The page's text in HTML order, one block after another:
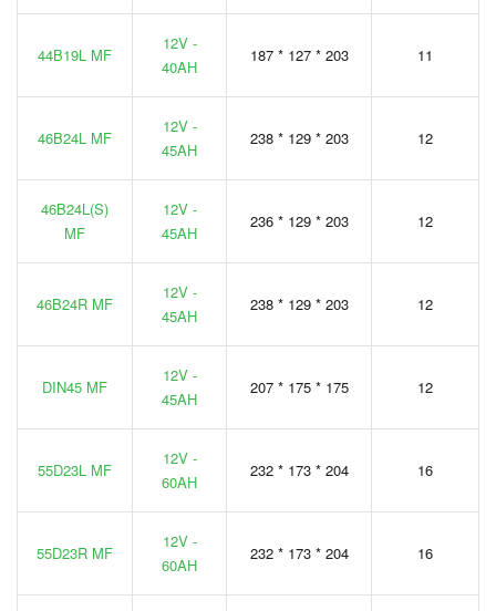
44B19L MF
12V -
40AH
187 * 127 * 203 11
46B24L MF
12V -
45AH
238 * 129 * 203 12
46B24L(S)
MF
12V -
45AH
236 * 129 * 203 12
46B24R MF
12V -
45AH
238 * 129 * 203 12
DIN45 MF
12V -
45AH
207 * 175 * 175 12
55D23L MF
12V -
60AH
232 * 173 * 204 16
55D23R MF
12V -
60AH
232 * 173 * 204 16